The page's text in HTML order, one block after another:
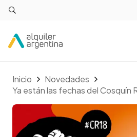
Inicio
Novedades
Ya están las fechas del Cosquín